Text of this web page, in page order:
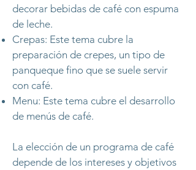
decorar bebidas de café con espuma
de leche.
Crepas: Este tema cubre la
preparación de crepes, un tipo de
panqueque fino que se suele servir
con café.
Menu: Este tema cubre el desarrollo
de menús de café.
La elección de un programa de café
depende de los intereses y objetivos